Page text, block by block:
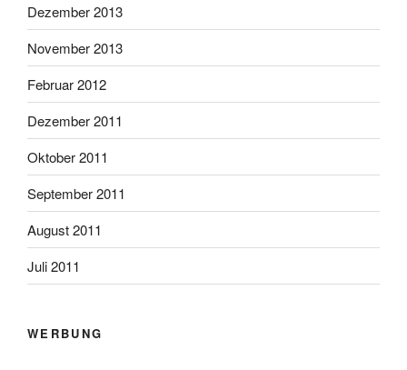
Dezember 2013
November 2013
Februar 2012
Dezember 2011
Oktober 2011
September 2011
August 2011
Juli 2011
WERBUNG